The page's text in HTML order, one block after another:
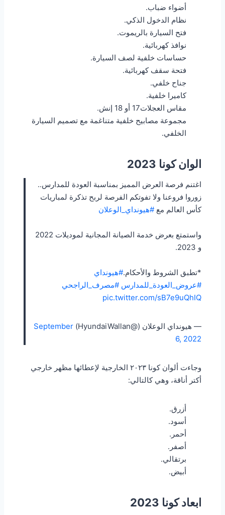
أضواء ضباب.
نظام الدخول الذكي.
فتح السيارة بالريموت.
نوافذ كهربائية.
حساسات خلفية لصف السيارة.
فتحة سقف كهربائية.
جناح خلفي.
كاميرا خلفية.
مقاس العجلات17 أو 18 إنش.
مجموعة مصابيح خلفية متناغمة مع تصميم السيارة
الخلفي.
الوان كونا 2023
اغتنم فرصة العرض المميز بمناسبة العودة للمدارس..
زوروا فروعنا ولا تفوتكم الفرصة لربح تذكرة لمباريات
كأس العالم مع#هيونداي_الوعلان
واستمتع بعرض خدمة الصيانة المجانية لموديلات 2022
و 2023.
*تطبق الشروط والأحكام.#هيونداي
#عروض_العودة_للمدارس #مصرف_الراجحي
pic.twitter.com/sB7e9uQhIQ
— هيونداي الوعلان (@HyundaiWallan)
September
6, 2022
وجاءت ألوان كونا ٢٠٢٣ الخارجية لإعطائها مظهر خارجي
أكتر أناقة، وهي كالتالي:
أزرق.
أسود.
أحمر.
أصفر.
برتقالي.
أبيض.
ابعاد كونا 2023